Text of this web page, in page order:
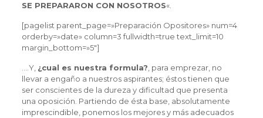
SE PREPARARON CON NOSOTROS«.
[pagelist parent_page=»Preparación Opositores» num=4
orderby=»date» column=3 fullwidth=true text_limit=10
margin_bottom=»5″]
….Y, ¿cual es nuestra formula? , para emprezar, no
llevar a engaño a nuestros aspirantes; éstos tienen que
ser conscientes de la dureza y dificultad que presenta
una oposición. Partiendo de ésta base, absolutamente
imprescindible, ponemos los mejores y más adecuados